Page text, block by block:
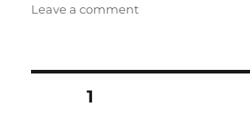
on
Leave a commenton
Posts
PAGE1